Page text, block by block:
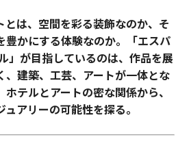
とは、空間を彩る装飾なのか、そ
豊かにする体験なのか。「エスパ
」が目指しているのは、作品を展
、建築、工芸、アートが一体とな
テルとアートの密な関係から、
アリーの可能性を探る。